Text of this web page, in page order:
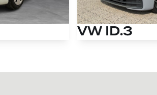
VW ID.3